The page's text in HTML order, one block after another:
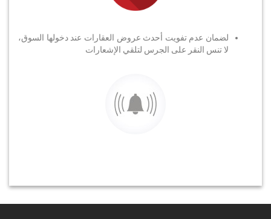
لضمان عدم تفويت أحدث عروض العقارات عند دخولها السوق،
لا تنس النقر على الجرس لتلقي الإشعارات